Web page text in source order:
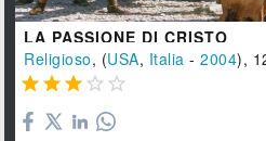
LA PASSIONE DI CRISTO
Religioso, (USA, Italia -2004),
    